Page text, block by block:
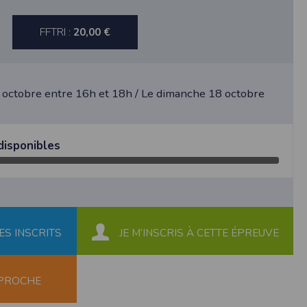
FFTRI : 20,00 €
entre 16h et 18h / Le dimanche 18 octobre
INSCRITS JE M’INSCRIS À CETTE ÉPREUVE
suivi de la localisation de votre appareil,
dans la galerie. Nous recueillons des
from the photos you share. This app